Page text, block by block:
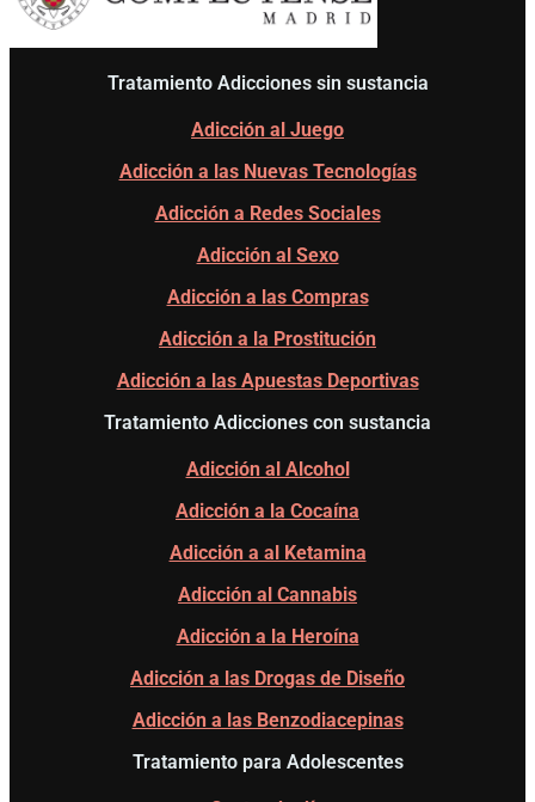
Tratamiento Adicciones sin sustancia
Adicción al Juego
Adicción a las Nuevas Tecnologías
Adicción a Redes Sociales
Adicción al Sexo
Adicción a las Compras
Adicción a la Prostitución
Adicción a las Apuestas Deportivas
Tratamiento Adicciones con sustancia
Adicción al Alcohol
Adicción a la Cocaína
Adicción a al Ketamina
Adicción al Cannabis
Adicción a la Heroína
Adicción a las Drogas de Diseño
Adicción a las Benzodiacepinas
Tratamiento para Adolescentes